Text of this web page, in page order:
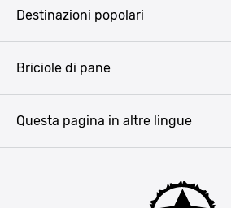
Destinazioni popolari
Bucarest
Briciole di pane
Questa pagina in altre lingue